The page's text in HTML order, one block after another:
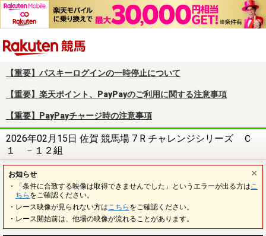
【重要】パスキーログインの一時停止について
【重要】楽天ポイント、PayPayのご利用に関する注意事項
【重要】PayPayチャージ時の注意事項
2026年02月15日 佐賀 競馬場 7 R チャレンジシリーズ Ｃ
１ －１２組
お知らせ
・「条件に合致する映像は取得できませんでした」というエラーが出る方は こ
ちら をご確認ください。
・レース映像が見られない方は こちら をご確認ください。
・レース開始前は、他場の映像が流れることがあります。